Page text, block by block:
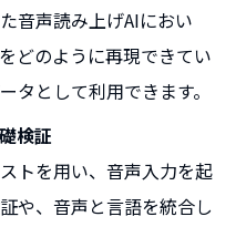
音声読み上げAIにおい
どのように再現できてい
タとして利用できます。
検証
トを用い、音声入力を起
や、音声と言語を統合し